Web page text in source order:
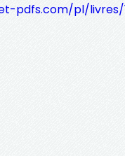
pdfs.com/pl/livres/